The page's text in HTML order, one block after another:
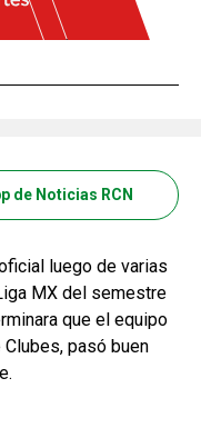
de Noticias RCN
luego de varias
MX del semestre
que el equipo
pasó buen